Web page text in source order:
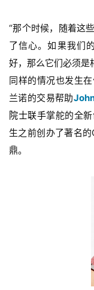
“那个时候，随着这
了信心。如果我们
好，那么它们必须是
同样的情况也发生
兰诺的交易帮助
院士联手掌舵的全
生之前创办了著名
鼎。